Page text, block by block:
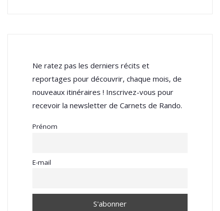
Ne ratez pas les derniers récits et
reportages pour découvrir, chaque mois, de
nouveaux itinéraires ! Inscrivez-vous pour
recevoir la newsletter de Carnets de Rando.
Prénom
E-mail